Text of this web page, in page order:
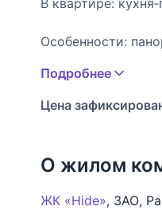
В квартире:
Особенности:
бытовой техникой.
Кухня‑гостиная
ЖИЛОЙ
Подробнее
Цена
О жилом
ЖК «Hide», ЗАО,